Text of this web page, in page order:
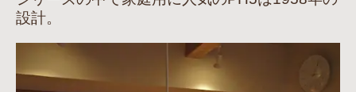
設計。